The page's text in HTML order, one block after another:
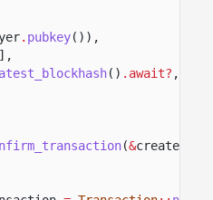
. pubkey()),
() .await? ,
(&